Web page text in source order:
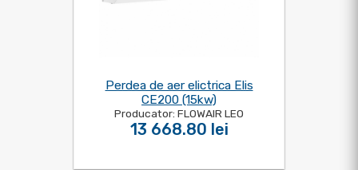
Perdea de aer elictrica Elis
CE200 (15kw)
Producator: FLOWAIR LEO
13 668.80 lei